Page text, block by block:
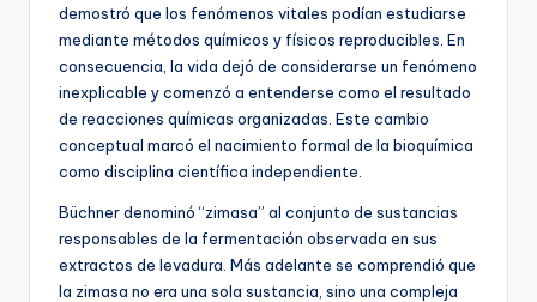
demostró que los fenómenos vitales podían estudiarse
mediante métodos químicos y físicos reproducibles. En
consecuencia, la vida dejó de considerarse un fenómeno
inexplicable y comenzó a entenderse como el resultado
de reacciones químicas organizadas. Este cambio
conceptual marcó el nacimiento formal de la bioquímica
como disciplina científica independiente.
Büchner denominó “zimasa” al conjunto de sustancias
responsables de la fermentación observada en sus
extractos de levadura. Más adelante se comprendió que
la zimasa no era una sola sustancia, sino una compleja